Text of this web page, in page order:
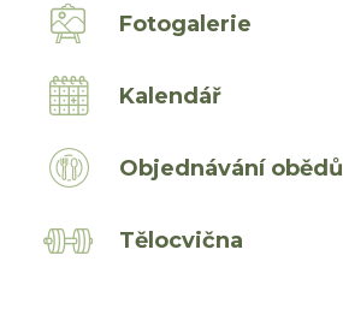
Fotogalerie
Kalendář
Objednávání obědů
Tělocvična